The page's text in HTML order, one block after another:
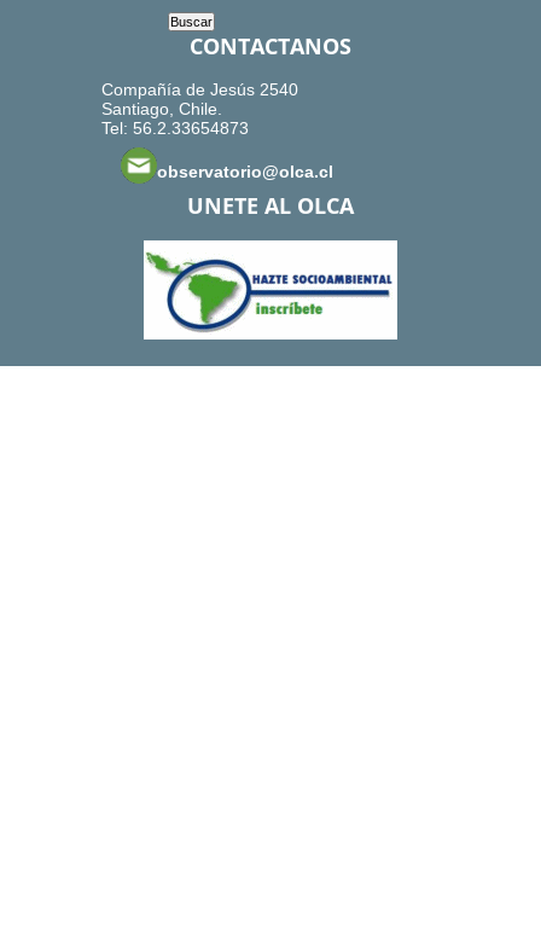
CONTACTANOS
Compañía de Jesús 2540
Santiago, Chile.
Tel: 56.2.33654873
observatorio@olca.cl
UNETE AL OLCA